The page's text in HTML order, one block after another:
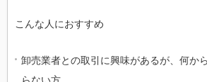
こんな人におすすめ
卸売業者との取引に興味があるが、何か